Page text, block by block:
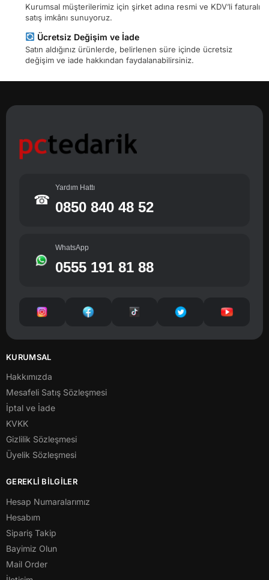
Kurumsal müşterilerimiz için şirket adına resmi ve KDV’li faturalı
satış imkânı sunuyoruz.
Ücretsiz Değişim ve İade
Satın aldığınız ürünlerde, belirlenen süre içinde ücretsiz
değişim ve iade hakkından faydalanabilirsiniz.
☎
Yardım Hattı
0850 840 48 52
WhatsApp
0555 191 81 88
KURUMSAL
Hakkımızda
Mesafeli Satış Sözleşmesi
İptal ve İade
KVKK
Gizlilik Sözleşmesi
Üyelik Sözleşmesi
GEREKLİ BİLGİLER
Hesap Numaralarımız
Hesabım
Sipariş Takip
Bayimiz Olun
Mail Order